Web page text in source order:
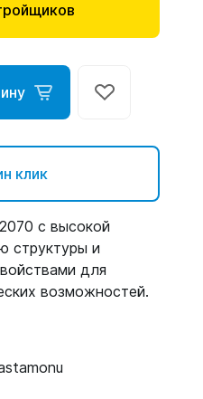
клик
с высокой
структуры и
для
возможностей.